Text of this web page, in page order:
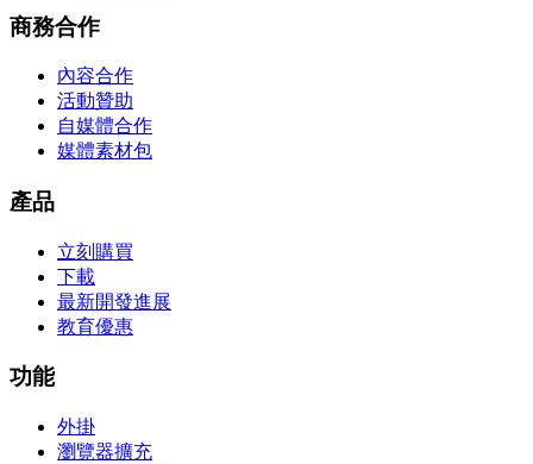
商務合作
內容合作
活動贊助
自媒體合作
媒體素材包
產品
立刻購買
下載
最新開發進展
教育優惠
功能
外掛
瀏覽器擴充